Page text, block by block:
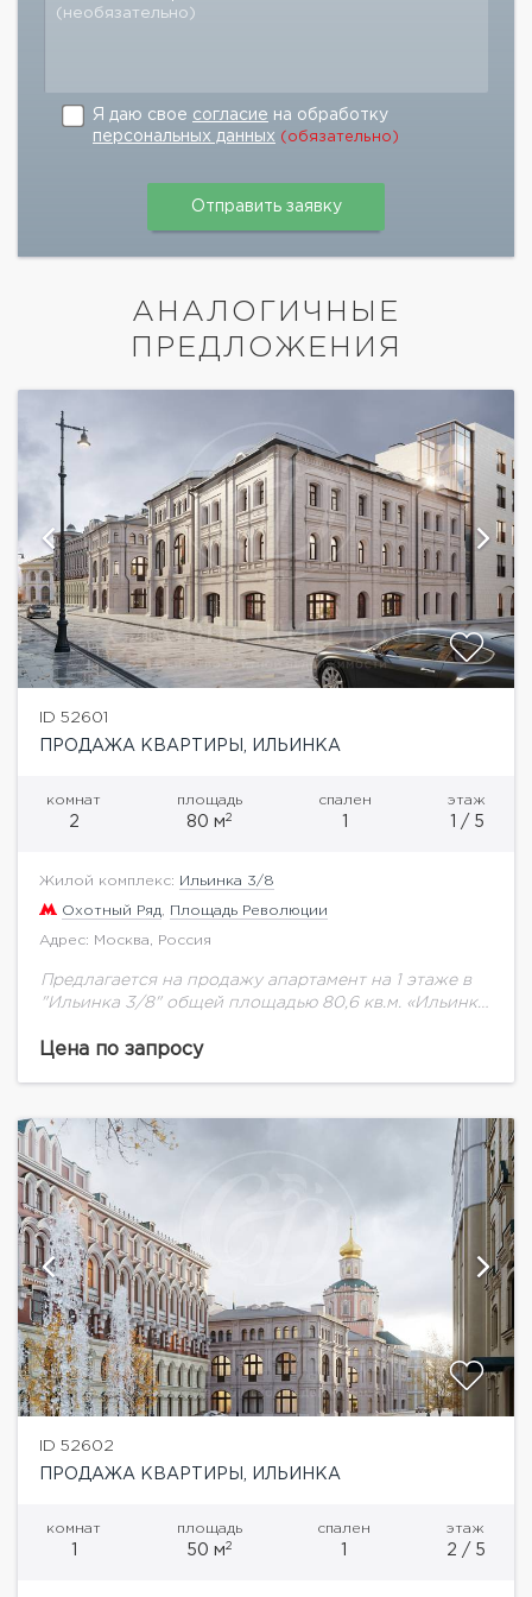
(необязательно)
Я даю свое согласие на обработку
персональных данных (обязательно)
АНАЛОГИЧНЫЕ
ПРЕДЛОЖЕНИЯ
ID 52601
ПРОДАЖА КВАРТИРЫ, ИЛЬИНКА
комнат
2
площадь
80 м2
спален
1
этаж
1 / 5
Жилой комплекс: Ильинка 3/8
Охотный Ряд Площадь Революции
Адрес: Москва, Россия
Предлагается на продажу апартамент на 1 этаже в
"Ильинка 3/8" общей площадью 80,6 кв.м. «Ильинка
Красной площади....
Цена по запросу
ID 52602
ПРОДАЖА КВАРТИРЫ, ИЛЬИНКА
комнат
1
площадь
50 м2
спален
1
этаж
2 / 5